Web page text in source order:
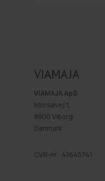
VIAMAJA ApS
Morsøvej 1,
8800 Viborg
Danmark
CVR-nr.: 41645741